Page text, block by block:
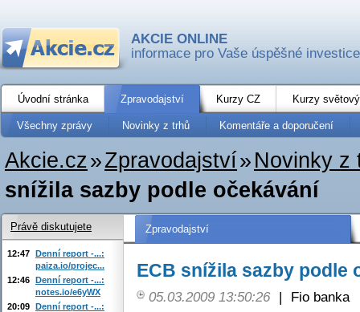
AKCIE ONLINE
informace pro Vaše úspěšné investice
Úvodní stránka Zpravodajství Kurzy CZ Kurzy
Všechny zprávy Novinky z trhů Komentáře a doporučení
Akcie.cz»Zpravodajství» Novinky z
snížila sazby podle očekávání
Zpravodajství
ECB snížila sazby podle
05.03.2009 13:50:26 |
Fio banka
Právě diskutujete
12:47 Denní report -...:
paiza.io/projec...
12:46 Denní report -...:
notes.io/e6yWX
20:09 Denní report -...: